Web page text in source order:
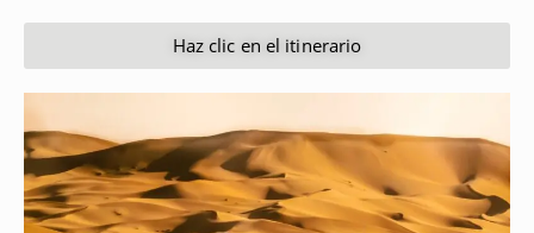
Haz clic en el itinerario